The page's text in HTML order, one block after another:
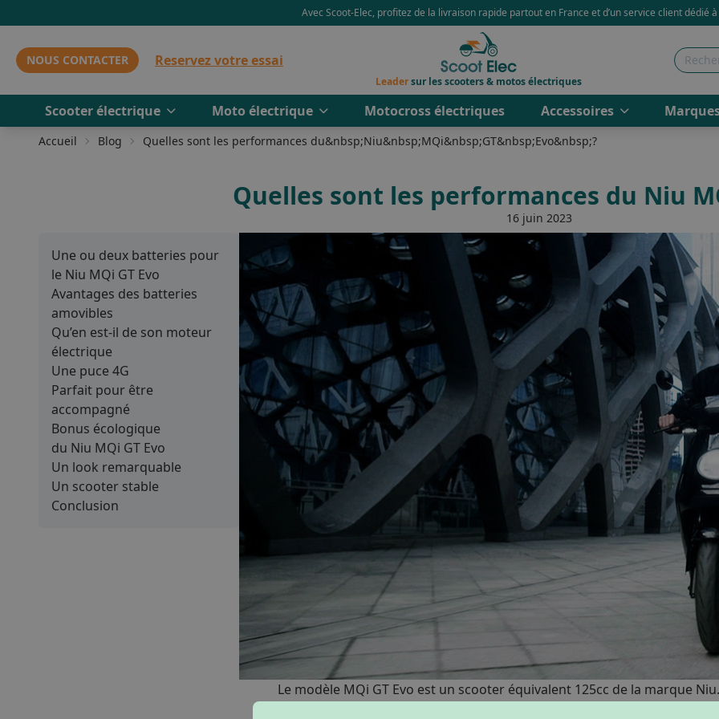
Avec Scoot-Elec, profitez de la livraison rapide partout en France et d’un service client dédié
NOUS CONTACTER Reservez votre essai
Leadersur les scooters & motos électriques
Scooter électrique Moto électrique Motocross électriques Accessoires
Accueil Blog Quelles sont les performances du&nbsp;Niu&nbsp;MQi&nbsp;GT&nbsp;Evo&nbsp;?
Quelles sont les performances du Niu
16 juin 2023
Une ou deux batteries pour
le Niu MQi GT Evo
Avantages des batteries
amovibles
Qu’en est-il de son moteur
électrique
Une puce 4G
Parfait pour être
accompagné
Bonus écologique
du Niu MQi GT Evo
Un look remarquable
Un scooter stable
Conclusion
Le modèle MQi GT Evo est un scooter équivalent 125cc de la marque Niu.